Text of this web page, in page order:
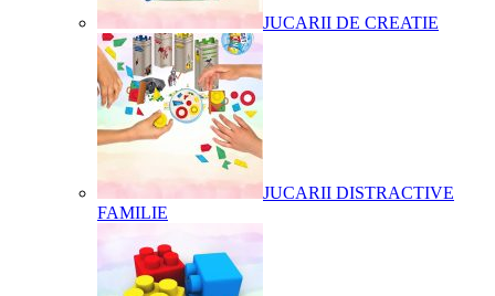
JUCARII DE CREATIE
JUCARII DISTRACTIVE
FAMILIE